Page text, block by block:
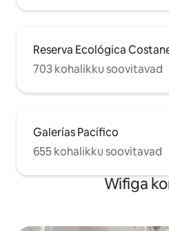
Reserva Ecológica
703 kohalikku soovitavad
Galerías Pacífico
655 kohalikku soovitavad
Wifiga